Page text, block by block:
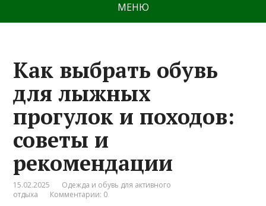
МЕНЮ
Как выбрать обувь
для лыжных
прогулок и походов:
советы и
рекомендации
15.02.2025
Одежда и обувь для активного
отдыха
Комментарии: 0